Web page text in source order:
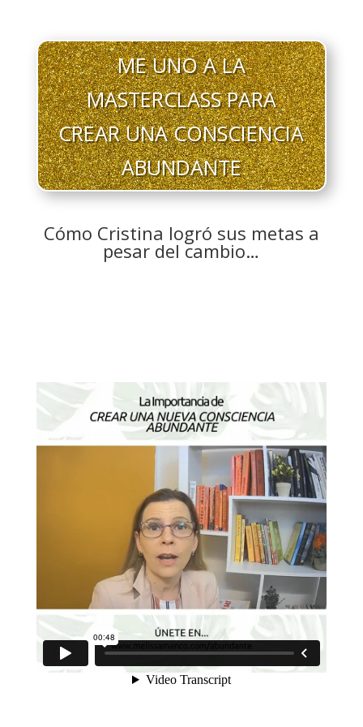
ME UNO A LA
MASTERCLASS PARA
CREAR UNA CONSCIENCIA
ABUNDANTE
Cómo Cristina logró sus metas a
pesar del cambio…